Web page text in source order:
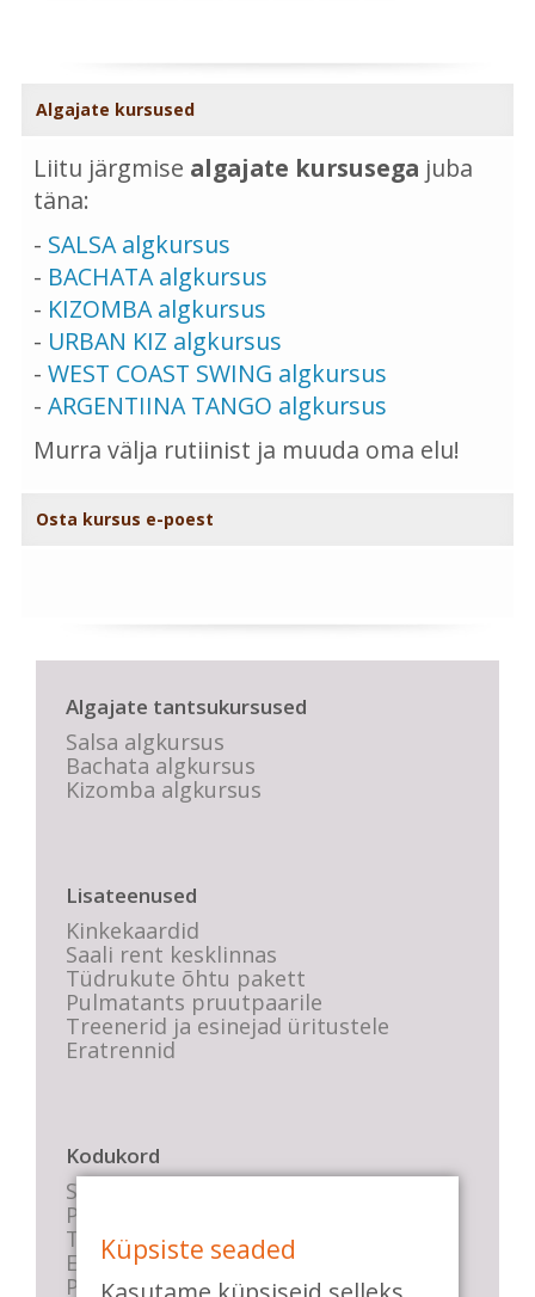
Algajate kursused
Liitu järgmise algajate kursusega juba
täna:
- SALSA algkursus
- BACHATA algkursus
- KIZOMBA algkursus
- URBAN KIZ algkursus
- WEST COAST SWING algkursus
- ARGENTIINA TANGO algkursus
Murra välja rutiinist ja muuda oma elu!
Osta kursus e-poest
Algajate tantsukursused
Salsa algkursus
Bachata algkursus
Kizomba algkursus
Lisateenused
Kinkekaardid
Saali rent kesklinnas
Tüdrukute õhtu pakett
Pulmatants pruutpaarile
Treenerid ja esinejad üritustele
Eratrennid
Kodukord
Stuudio sisekord
Privaatsustingimused
Tasemete kirjeldused
E-poe tingimused
Parkimise info
Küpsiste seaded